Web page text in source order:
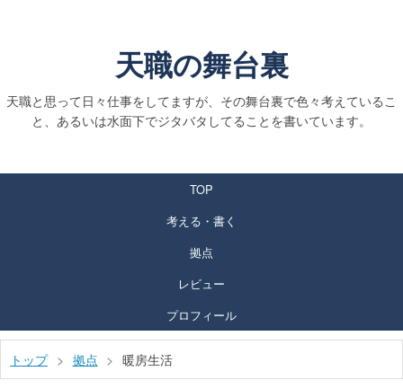
天職の舞台裏
天職と思って日々仕事をしてますが、その舞台裏で色々考えているこ
と、あるいは水面下でジタバタしてることを書いています。
TOP
考える・書く
拠点
レビュー
プロフィール
トップ > 拠点 > 暖房生活